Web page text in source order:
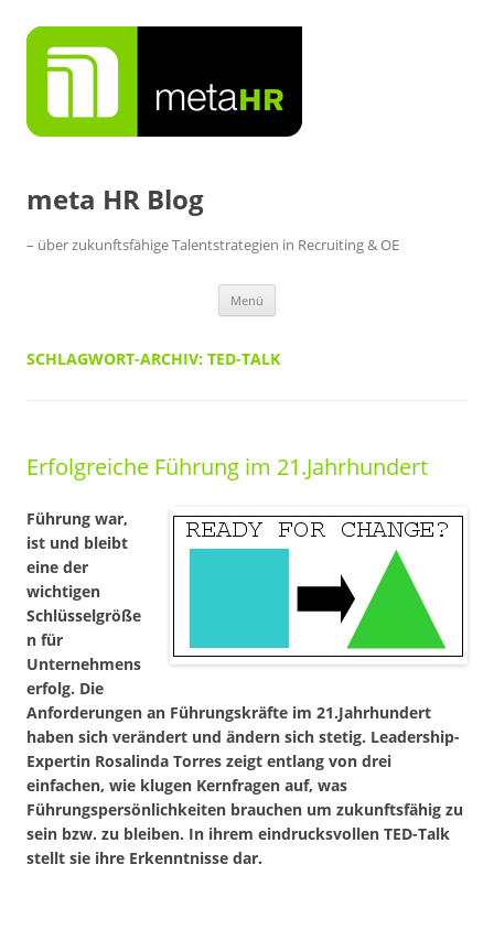
Inhalt
springen
meta HR Blog
– über zukunftsfähige Talentstrategien in Recruiting & OE
Menü
SCHLAGWORT-ARCHIV: TED-TALK
Erfolgreiche Führung im 21.Jahrhundert
Führung war,
ist und bleibt
eine der
wichtigen
Schlüsselgröße
n für
Unternehmens
erfolg. Die
Anforderungen an Führungskräfte im 21.Jahrhundert
haben sich verändert und ändern sich stetig. Leadership-
Expertin Rosalinda Torres zeigt entlang von drei
einfachen, wie klugen Kernfragen auf, was
Führungspersönlichkeiten brauchen um zukunftsfähig zu
sein bzw. zu bleiben. In ihrem eindrucksvollen TED-Talk
stellt sie ihre Erkenntnisse dar.